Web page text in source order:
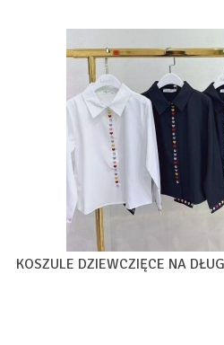
KOSZULE DZIEWCZIĘCE NA